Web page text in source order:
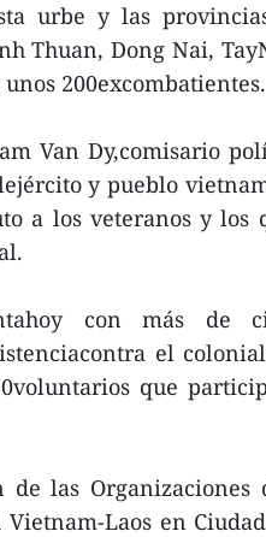
urbe y las
Thuan, Dong Nai,
200excombatientes.
Van Dy,comisario
y pueblo
a los veteranos y los
con más de
el
que
las
Laos en